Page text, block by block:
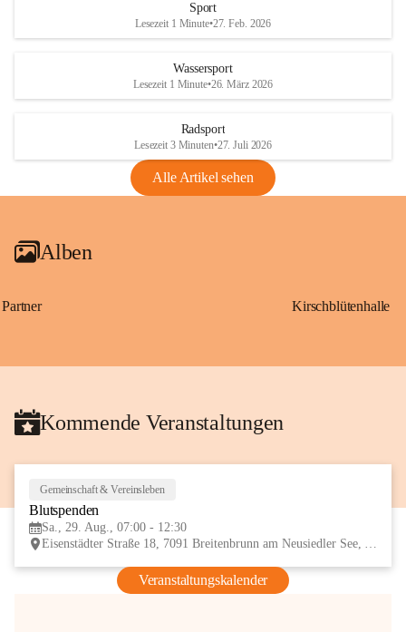
Rebe und der Amerikanischen
Anhang VBl. EU Nr. 18
1 Seite•1,4 MB
VBl. EU Nr. 18_2026
Sport
Lesezeit 1 Minute•27. Feb. 2026
Wassersport
Lesezeit 1 Minute•26. März 2026
Radsport
Lesezeit 3 Minuten•27. Juli 2026
Alle Artikel sehen
Alben
Partner Kirschblütenhalle
Kommende Veranstaltungen
Gemeinschaft & Vereinsleben
Blutspenden
Sa., 29. Aug., 07:00 - 12:30
Eisenstädter Straße 18, 7091 Breitenbrunn am Neusiedler See, AUT
Veranstaltungskalender